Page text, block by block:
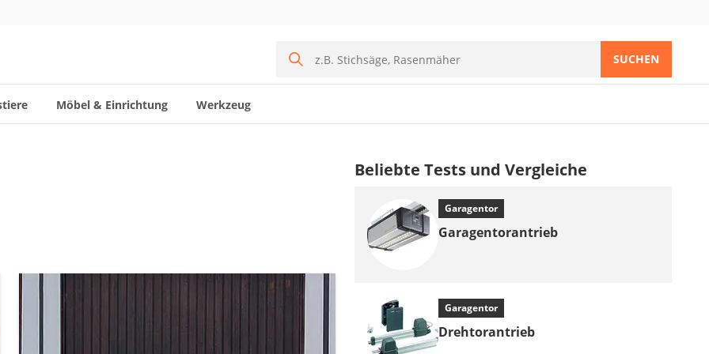
SUCHEN
Möbel & Einrichtung Werkzeug
Beliebte Tests und Vergleiche
Garagentor
Garagentorantrieb
Garagentor
Drehtorantrieb